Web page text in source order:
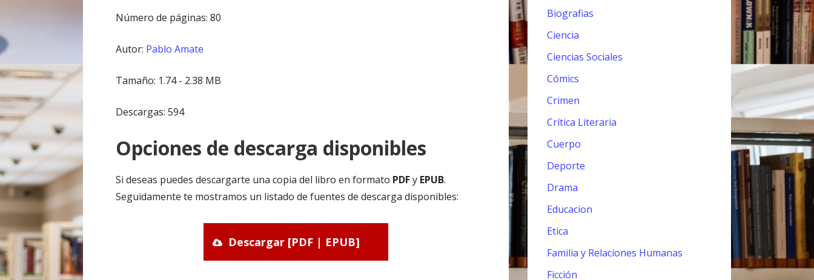
Número de páginas: 80
Autor: Pablo Amate
Tamaño: 1.74 - 2.38 MB
Descargas: 594
Opciones de descarga disponibles
Si deseas puedes descargarte una copia del libro en formato PDFy EPUB.
Seguidamente te mostramos un listado de fuentes de descarga disponibles:
Descargar [PDF | EPUB]
Biografias
Ciencia
Ciencias Sociales
Cómics
Crimen
Crítica Literaria
Cuerpo
Deporte
Drama
Educacion
Etica
Familia y Relaciones Humanas
Ficción